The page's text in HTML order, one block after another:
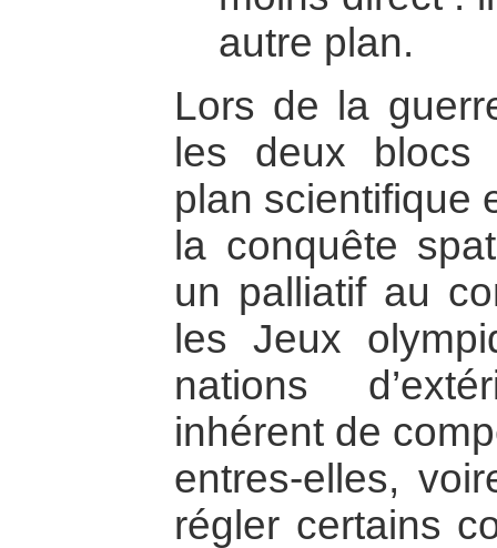
autre plan.
Lors de la
les deux blocs
plan scientifique
la conquête
un palliatif au
les Jeux
nations
inhérent de
entres-elles,
régler certains